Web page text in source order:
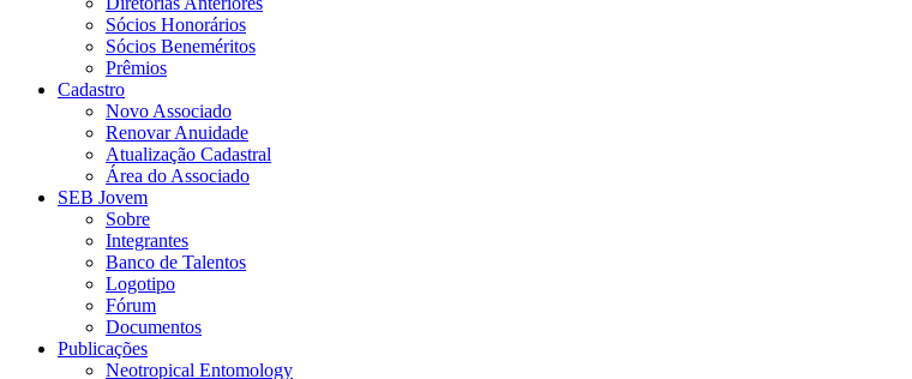
Sócios Honorários
Sócios Beneméritos
Prêmios
Cadastro
Novo Associado
Renovar Anuidade
Atualização Cadastral
Área do Associado
SEB Jovem
Sobre
Integrantes
Banco de Talentos
Logotipo
Fórum
Documentos
Publicações
Neotropical Entomology